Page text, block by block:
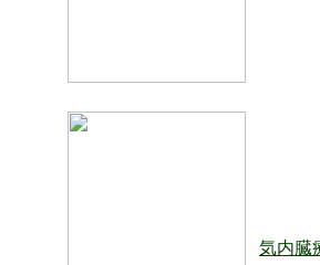
気内臓